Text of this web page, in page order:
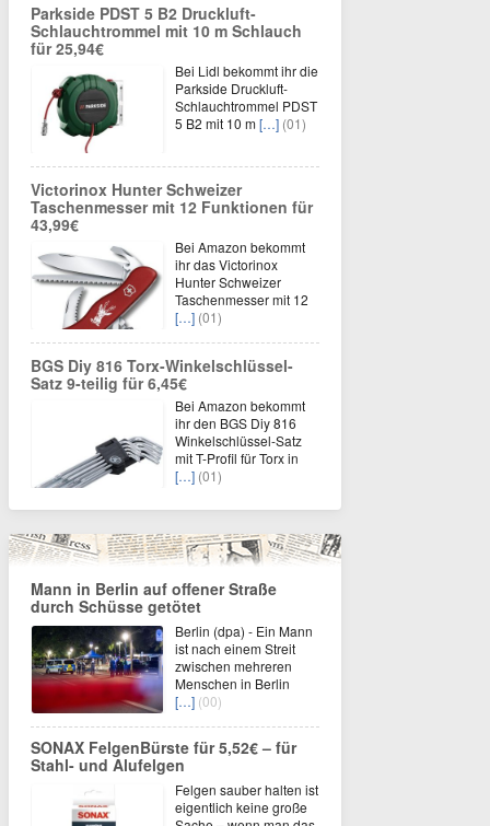
Parkside PDST 5 B2 Druckluft-
Schlauchtrommel mit 10 m Schlauch
für 25,94€
Bei Lidl bekommt ihr die
Parkside Druckluft-
Schlauchtrommel PDST
5 B2 mit 10 m[…] (01)
Victorinox Hunter Schweizer
Taschenmesser mit 12 Funktionen für
43,99€
Bei Amazon bekommt
ihr das Victorinox
Hunter Schweizer
Taschenmesser mit 12
[…] (01)
BGS Diy 816 Torx-Winkelschlüssel-
Satz 9-teilig für 6,45€
Bei Amazon bekommt
ihr den BGS Diy 816
Winkelschlüssel-Satz
mit T-Profil für Torx in
[…] (01)
Mann in Berlin auf offener Straße
durch Schüsse getötet
Berlin (dpa) - Ein Mann
ist nach einem Streit
zwischen mehreren
Menschen in Berlin
[…] (00)
SONAX FelgenBürste für 5,52€ – für
Stahl- und Alufelgen
Felgen sauber halten ist
eigentlich keine große